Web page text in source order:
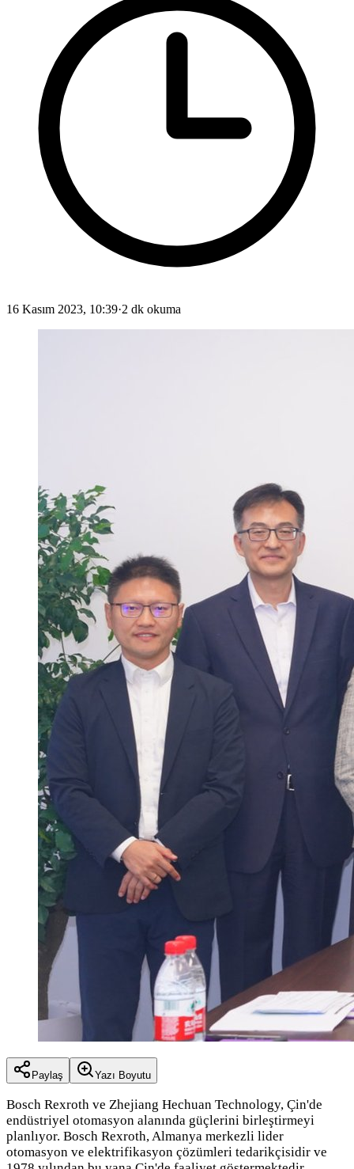
16 Kasım 2023, 10:39·2 dk okuma
Paylaş Yazı Boyutu
Bosch Rexroth ve Zhejiang Hechuan Technology, Çin'de
endüstriyel otomasyon alanında güçlerini birleştirmeyi
planlıyor. Bosch Rexroth, Almanya merkezli lider
otomasyon ve elektrifikasyon çözümleri tedarikçisidir ve